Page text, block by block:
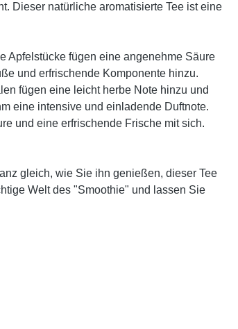
Dieser natürliche aromatisierte Tee ist eine
Apfelstücke fügen eine angenehme Säure
und erfrischende Komponente hinzu.
fügen eine leicht herbe Note hinzu und
eine intensive und einladende Duftnote.
und eine erfrischende Frische mit sich.
gleich, wie Sie ihn genießen, dieser Tee
Welt des "Smoothie" und lassen Sie